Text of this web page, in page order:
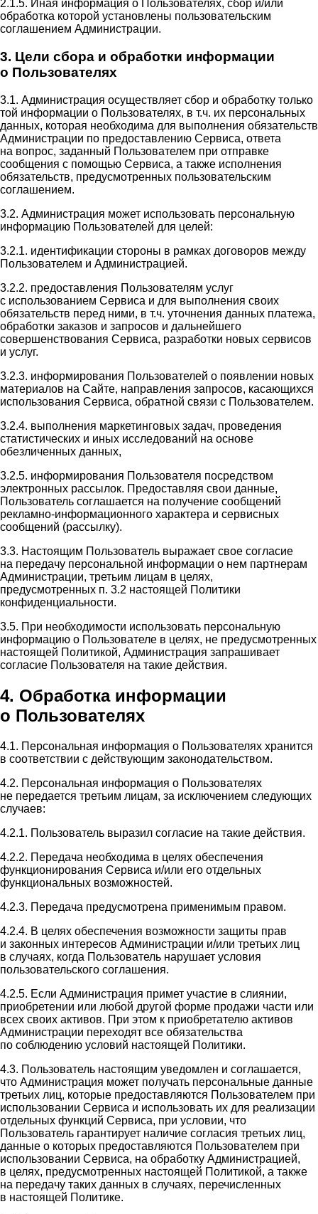
2.1.5. Иная информация о Пользователях, сбор и/или
обработка которой установлены пользовательским
соглашением Администрации.
3. Цели сбора и обработки информации
о Пользователях
3.1. Администрация осуществляет сбор и обработку только
той информации о Пользователях, в т.ч. их персональных
данных, которая необходима для выполнения обязательств
Администрации по предоставлению Сервиса, ответа
на вопрос, заданный Пользователем при отправке
сообщения с помощью Сервиса, а также исполнения
обязательств, предусмотренных пользовательским
соглашением.
3.2. Администрация может использовать персональную
информацию Пользователей для целей:
3.2.1. идентификации стороны в рамках договоров между
Пользователем и Администрацией.
3.2.2. предоставления Пользователям услуг
с использованием Сервиса и для выполнения своих
обязательств перед ними, в т.ч. уточнения данных платежа,
обработки заказов и запросов и дальнейшего
совершенствования Сервиса, разработки новых сервисов
и услуг.
3.2.3. информирования Пользователей о появлении новых
материалов на Сайте, направления запросов, касающихся
использования Сервиса, обратной связи с Пользователем.
3.2.4. выполнения маркетинговых задач, проведения
статистических и иных исследований на основе
обезличенных данных,
3.2.5. информирования Пользователя посредством
электронных рассылок. Предоставляя свои данные,
Пользователь соглашается на получение сообщений
рекламно-информационного характера и сервисных
сообщений (рассылку).
3.3. Настоящим Пользователь выражает свое согласие
на передачу персональной информации о нем партнерам
Администрации, третьим лицам в целях,
предусмотренных п. 3.2 настоящей Политики
конфиденциальности.
3.5. При необходимости использовать персональную
информацию о Пользователе в целях, не предусмотренных
настоящей Политикой, Администрация запрашивает
согласие Пользователя на такие действия.
4. Обработка информации
о Пользователях
4.1. Персональная информация о Пользователях хранится
в соответствии с действующим законодательством.
4.2. Персональная информация о Пользователях
не передается третьим лицам, за исключением следующих
случаев:
4.2.1. Пользователь выразил согласие на такие действия.
4.2.2. Передача необходима в целях обеспечения
функционирования Сервиса и/или его отдельных
функциональных возможностей.
4.2.3. Передача предусмотрена применимым правом.
4.2.4. В целях обеспечения возможности защиты прав
и законных интересов Администрации и/или третьих лиц
в случаях, когда Пользователь нарушает условия
пользовательского соглашения.
4.2.5. Если Администрация примет участие в слиянии,
приобретении или любой другой форме продажи части или
всех своих активов. При этом к приобретателю активов
Администрации переходят все обязательства
по соблюдению условий настоящей Политики.
4.3. Пользователь настоящим уведомлен и соглашается,
что Администрация может получать персональные данные
третьих лиц, которые предоставляются Пользователем при
использовании Сервиса и использовать их для реализации
отдельных функций Сервиса, при условии, что
Пользователь гарантирует наличие согласия третьих лиц,
данные о которых предоставляются Пользователем при
использовании Сервиса, на обработку Администрацией,
в целях, предусмотренных настоящей Политикой, а также
на передачу таких данных в случаях, перечисленных
в настоящей Политике.